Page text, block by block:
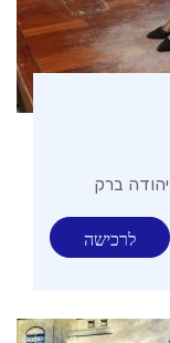
ברק
לרכישה